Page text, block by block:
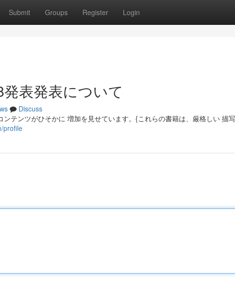
Submit Groups Register Login
表発表について
Discuss
テンツがひそかに 増加を見せています。{これらの書籍は、厳格しい 描
profile